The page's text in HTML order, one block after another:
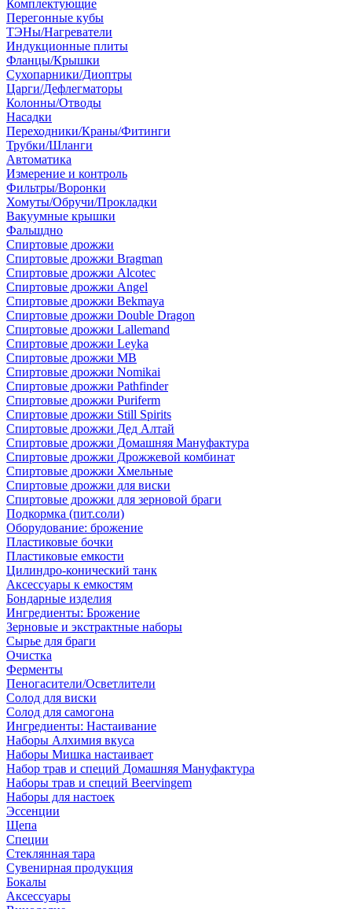
Комплектующие
Перегонные кубы
ТЭНы/Нагреватели
Индукционные плиты
Фланцы/Крышки
Сухопарники/Диоптры
Царги/Дефлегматоры
Колонны/Отводы
Насадки
Переходники/Краны/Фитинги
Трубки/Шланги
Автоматика
Измерение и контроль
Фильтры/Воронки
Хомуты/Обручи/Прокладки
Вакуумные крышки
Фальшдно
Спиртовые дрожжи
Спиртовые дрожжи Bragman
Спиртовые дрожжи Alcotec
Спиртовые дрожжи Angel
Спиртовые дрожжи Bekmaya
Спиртовые дрожжи Double Dragon
Спиртовые дрожжи Lallemand
Спиртовые дрожжи Leyka
Спиртовые дрожжи MB
Спиртовые дрожжи Nomikai
Спиртовые дрожжи Pathfinder
Спиртовые дрожжи Puriferm
Спиртовые дрожжи Still Spirits
Спиртовые дрожжи Дед Алтай
Спиртовые дрожжи Домашняя Мануфактура
Спиртовые дрожжи Дрожжевой комбинат
Спиртовые дрожжи Хмельные
Спиртовые дрожжи для виски
Спиртовые дрожжи для зерновой браги
Подкормка (пит.соли)
Оборудование: брожение
Пластиковые бочки
Пластиковые емкости
Цилиндро-конический танк
Аксессуары к емкостям
Бондарные изделия
Ингредиенты: Брожение
Зерновые и экстрактные наборы
Сырье для браги
Очистка
Ферменты
Пеногасители/Осветлители
Солод для виски
Солод для самогона
Ингредиенты: Настаивание
Наборы Алхимия вкуса
Наборы Мишка настаивает
Набор трав и специй Домашняя Мануфактура
Наборы трав и специй Beervingem
Наборы для настоек
Эссенции
Щепа
Специи
Стеклянная тара
Сувенирная продукция
Бокалы
Аксессуары